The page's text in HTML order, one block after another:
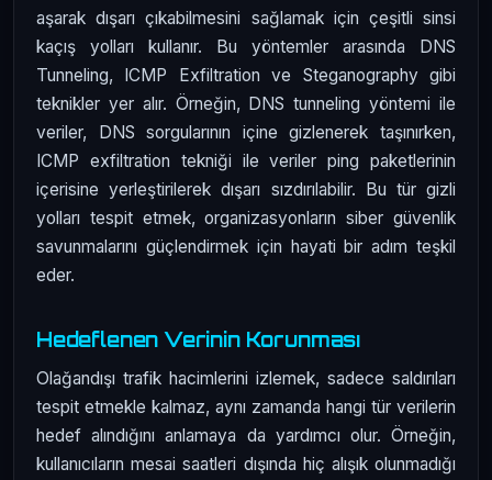
aşarak dışarı çıkabilmesini sağlamak için çeşitli sinsi
kaçış yolları kullanır. Bu yöntemler arasında DNS
Tunneling, ICMP Exfiltration ve Steganography gibi
teknikler yer alır. Örneğin, DNS tunneling yöntemi ile
veriler, DNS sorgularının içine gizlenerek taşınırken,
ICMP exfiltration tekniği ile veriler ping paketlerinin
içerisine yerleştirilerek dışarı sızdırılabilir. Bu tür gizli
yolları tespit etmek, organizasyonların siber güvenlik
savunmalarını güçlendirmek için hayati bir adım teşkil
eder.
Hedeflenen Verinin Korunması
Olağandışı trafik hacimlerini izlemek, sadece saldırıları
tespit etmekle kalmaz, aynı zamanda hangi tür verilerin
hedef alındığını anlamaya da yardımcı olur. Örneğin,
kullanıcıların mesai saatleri dışında hiç alışık olunmadığı